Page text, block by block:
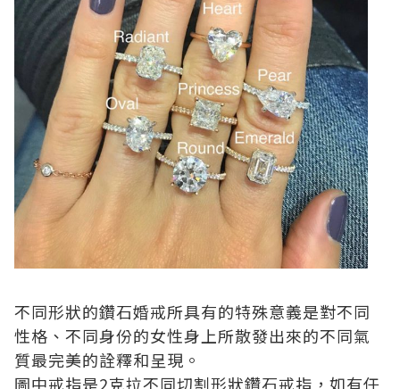
不同形狀的鑽石婚戒所具有的特殊意義是對不同
性格、不同身份的女性身上所散發出來的不同氣
質最完美的詮釋和呈現。
圖中戒指是2克拉不同切割形狀鑽石戒指，如有任